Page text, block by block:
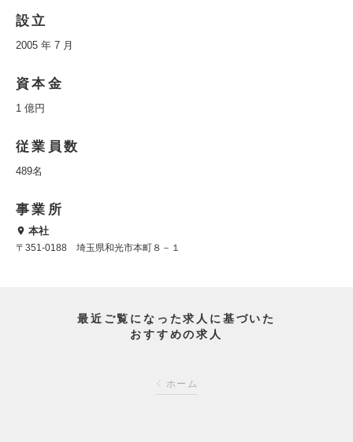
設立
2005 年 7 月
資本金
1 億円
従業員数
489名
事業所
本社
〒351-0188 埼玉県和光市本町８－１
最近ご覧になった求人に基づいた
おすすめの求人
ホーム